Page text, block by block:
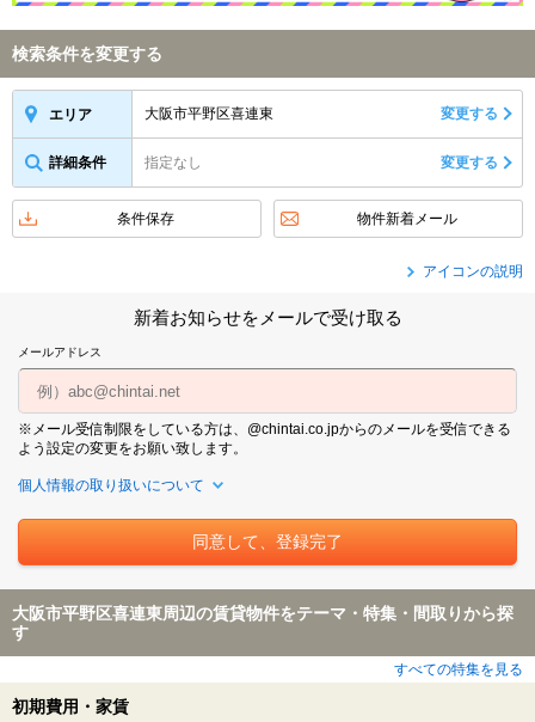
検索条件を変更する
エリア 大阪市平野区喜連東 変更する
詳細条件 指定なし 変更する
条件保存 物件新着メール
アイコンの説明
新着お知らせをメールで受け取る
メールアドレス
※メール受信制限をしている方は、@chintai.co.jpからのメールを受信できる
よう設定の変更をお願い致します。
個人情報の取り扱いについて
大阪市平野区喜連東周辺の賃貸物件をテーマ・特集・間取りから探
す
すべての特集を見る
初期費用・家賃